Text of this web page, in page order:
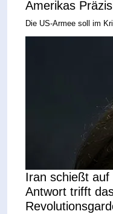
Amerikas
Die US-Armee soll im
Iran schießt auf
Antwort trifft